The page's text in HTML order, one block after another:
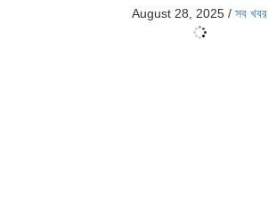
August 28, 2025 / সব খবর